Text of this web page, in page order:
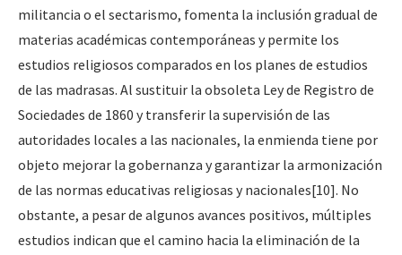
militancia o el sectarismo, fomenta la inclusión gradual de
materias académicas contemporáneas y permite los
estudios religiosos comparados en los planes de estudios
de las madrasas. Al sustituir la obsoleta Ley de Registro de
Sociedades de 1860 y transferir la supervisión de las
autoridades locales a las nacionales, la enmienda tiene por
objeto mejorar la gobernanza y garantizar la armonización
de las normas educativas religiosas y nacionales[10]. No
obstante, a pesar de algunos avances positivos, múltiples
estudios indican que el camino hacia la eliminación de la